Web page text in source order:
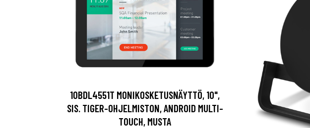
10BDL4551T MONIKOSKETUSNÄYTTÖ, 10",
SIS. TIGER-OHJELMISTON, ANDROID MULTI-
TOUCH, MUSTA